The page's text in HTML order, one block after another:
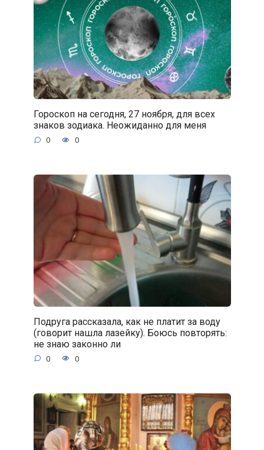
Гороскоп на сегодня, 27 ноября, для всех
знаков зодиака. Неожиданно для меня
0 0
Подруга рассказала, как не платит за воду
(говорит нашла лазейку). Боюсь повторять:
не знаю законно ли
0 0